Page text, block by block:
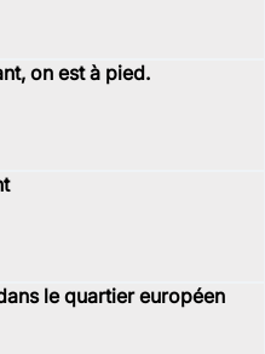
on est à pied.
le quartier européen